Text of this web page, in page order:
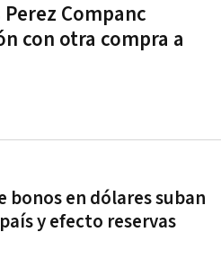
Companc
con otra compra a
bonos en dólares suban
y efecto reservas